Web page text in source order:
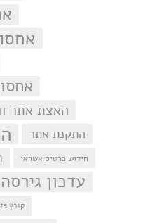
האצת אתר
התקנת אתר
חידוש כרטיס אשראי
עדכון גירסה
קובץ Hosts